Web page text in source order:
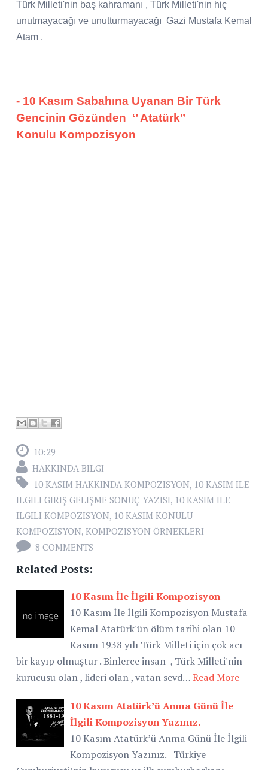
Türk Milleti'nin baş kahramanı , Türk Milleti'nin hiç
unutmayacağı ve unutturmayacağı Gazi Mustafa Kemal
Atam .
- 10 Kasım Sabahına Uyanan Bir Türk
Gencinin Gözünden ‘’ Atatürk’’
Konulu Kompozisyon
10:29
HAKKINDA BILGI
10 KASIM HAKKINDA KOMPOZISYON, 10 KASIM ILE
ILGILI GIRIŞ GELIŞME SONUÇ YAZISI, 10 KASIM ILE
ILGILI KOMPOZISYON, 10 KASIM KONULU
KOMPOZISYON, KOMPOZISYON ÖRNEKLERI
8 COMMENTS
Related Posts:
10 Kasım İle İlgili Kompozisyon
10 Kasım İle İlgili Kompozisyon Mustafa
Kemal Atatürk'ün ölüm tarihi olan 10
Kasım 1938 yılı Türk Milleti için çok acı
bir kayıp olmuştur . Binlerce insan , Türk Milleti'nin
kurucusu olan , lideri olan , vatan sevd…Read More
10 Kasım Atatürk’ü Anma Günü İle
İlgili Kompozisyon Yazınız.
10 Kasım Atatürk’ü Anma Günü İle İlgili
Kompozisyon Yazınız. Türkiye